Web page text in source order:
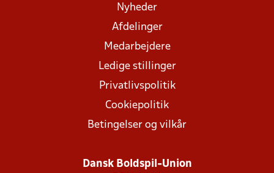
Nyheder
Afdelinger
Medarbejdere
Ledige stillinger
Privatlivspolitik
Cookiepolitik
Betingelser og vilkår
Dansk Boldspil-Union